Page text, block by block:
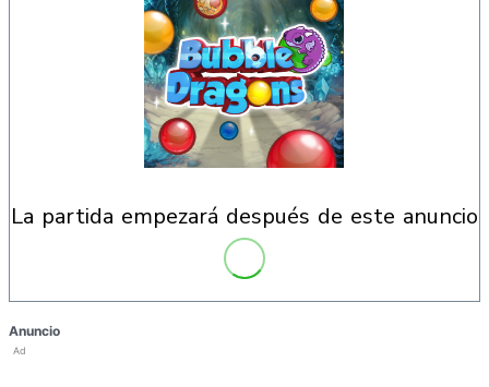
la partida empezará después de este anuncio
Anuncio
Ad